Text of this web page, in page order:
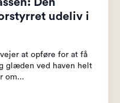
Den
udeliv i
at opføre for at få
glæden ved haven helt
om...